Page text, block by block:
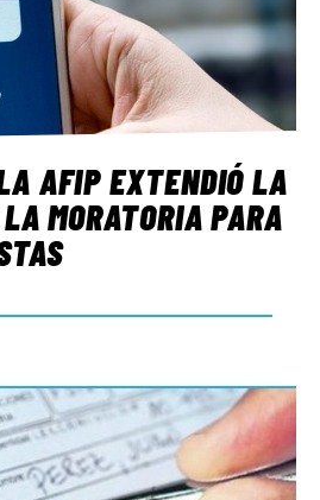
AFIP EXTENDIÓ LA
MORATORIA PARA